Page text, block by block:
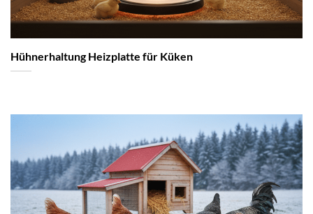
Hühnerhaltung Heizplatte für Küken